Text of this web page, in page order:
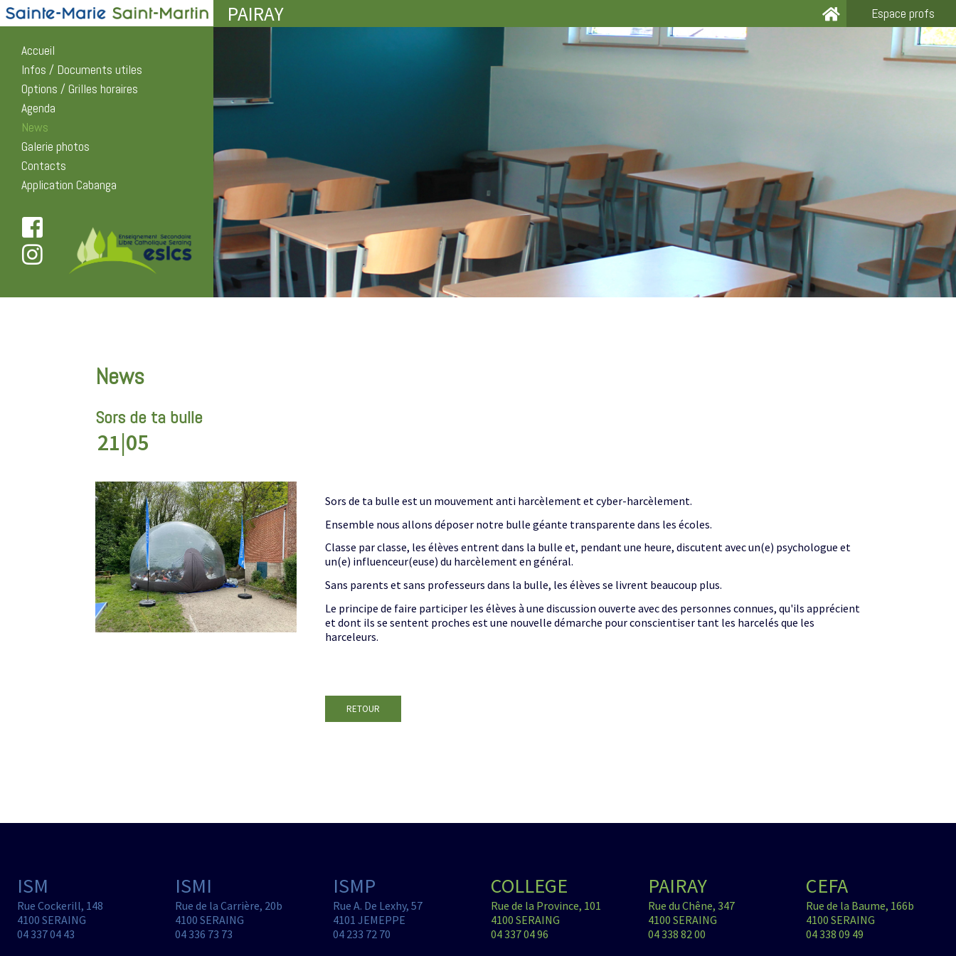
Accueil
Infos / Documents utiles
Options / Grilles horaires
Agenda
News
Galerie photos
Contacts
Application Cabanga
PAIRAY Espace profs
News
Sors de ta bulle
21|05
Sors de ta bulle est un mouvement anti harcèlement et cyber-harcèlement.
Ensemble nous allons déposer notre bulle géante transparente dans les écoles.
Classe par classe, les élèves entrent dans la bulle et, pendant une heure, discutent avec un(e) psychologue et
un(e) influenceur(euse) du harcèlement en général.
Sans parents et sans professeurs dans la bulle, les élèves se livrent beaucoup plus.
Le principe de faire participer les élèves à une discussion ouverte avec des personnes connues, qu'ils apprécient
et dont ils se sentent proches est une nouvelle démarche pour conscientiser tant les harcelés que les
harceleurs.
RETOUR
ISM
Rue Cockerill, 148
4100 SERAING
04 337 04 43
ISMI
Rue de la Carrière, 20b
4100 SERAING
04 336 73 73
ISMP
Rue A. De Lexhy, 57
4101 JEMEPPE
04 233 72 70
COLLEGE
Rue de la Province, 101
4100 SERAING
04 337 04 96
PAIRAY
Rue du Chêne, 347
4100 SERAING
04 338 82 00
CEFA
Rue de la Baume, 166b
4100 SERAING
04 338 09 49